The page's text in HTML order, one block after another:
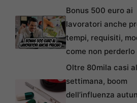
Bonus 500 euro ai
lavoratori anche
tempi, requisiti,
come non perderlo
Oltre 80mila casi
settimana, boom
dell’influenza